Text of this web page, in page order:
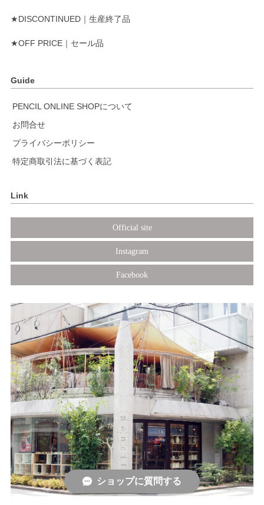
★DISCONTINUED｜生産終了品
★OFF PRICE｜セール品
Guide
PENCIL ONLINE SHOPについて
お問合せ
プライバシーポリシー
特定商取引法に基づく表記
Link
Official site
Instagram
Facebook
ショップに質問する